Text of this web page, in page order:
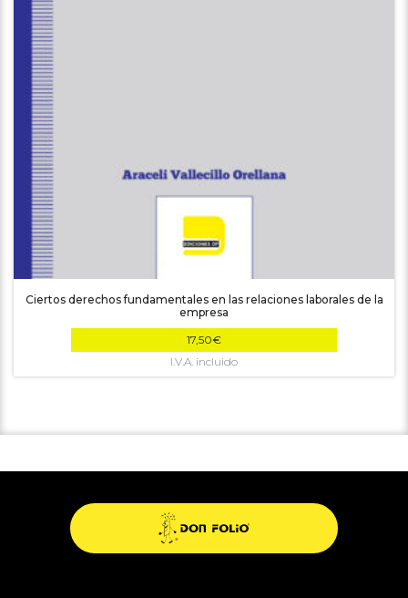
Ciertos derechos fundamentales en las relaciones laborales de la
empresa
17,50€